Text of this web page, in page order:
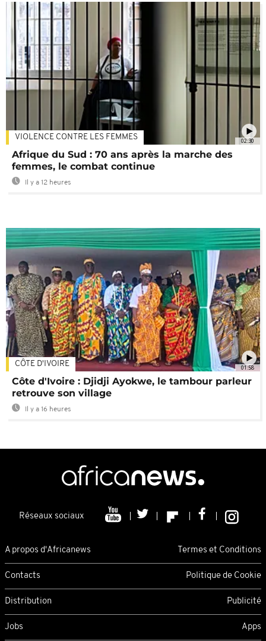
02:30
VIOLENCE CONTRE LES FEMMES
Afrique du Sud : 70 ans après la marche des
femmes, le combat continue
Il y a 12 heures
01:58
CÔTE D'IVOIRE
Côte d'Ivoire : Djidji Ayokwe, le tambour parleur
retrouve son village
Il y a 16 heures
Réseaux sociaux
A propos d'Africanews Termes et Conditions
Contacts Politique de Cookie
Distribution Publicité
Jobs Apps